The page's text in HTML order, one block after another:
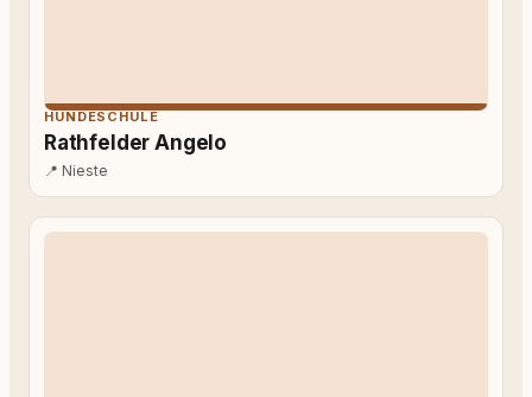
HUNDESCHULE
Rathfelder Angelo
📍 Nieste